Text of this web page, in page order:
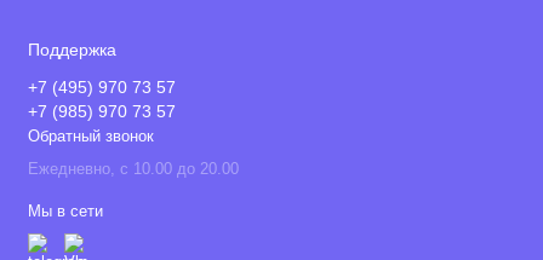
Поддержка
+7 (495) 970 73 57
+7 (985) 970 73 57
Обратный звонок
Ежедневно, с 10.00 до 20.00
Мы в сети